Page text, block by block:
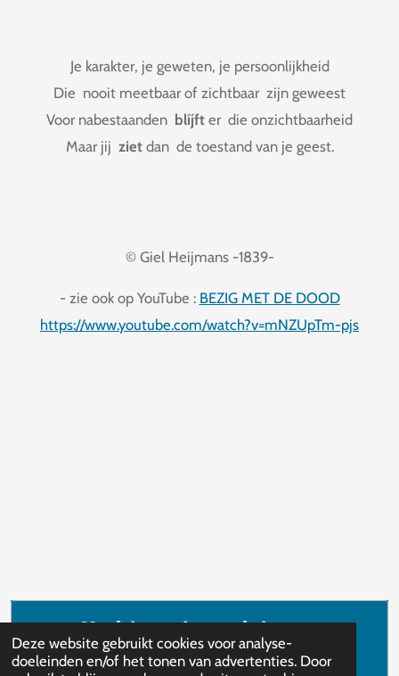
Deze website gebruikt cookies voor analyse-
doeleinden en/of het tonen van advertenties. Door
Je karakter, je geweten, je persoonlijkheid
Die nooit meetbaar of zichtbaar zijn geweest
Voor nabestaanden blíjft er die onzichtbaarheid
Maar jij zietdan de toestand van je geest.
© Giel Heijmans -1839-
- zie ook op YouTube : BEZIG MET DE DOOD
https://www.youtube.com/watch?v=mNZUpTm-pjs
Maak jouw eigen website met
JouwWeb